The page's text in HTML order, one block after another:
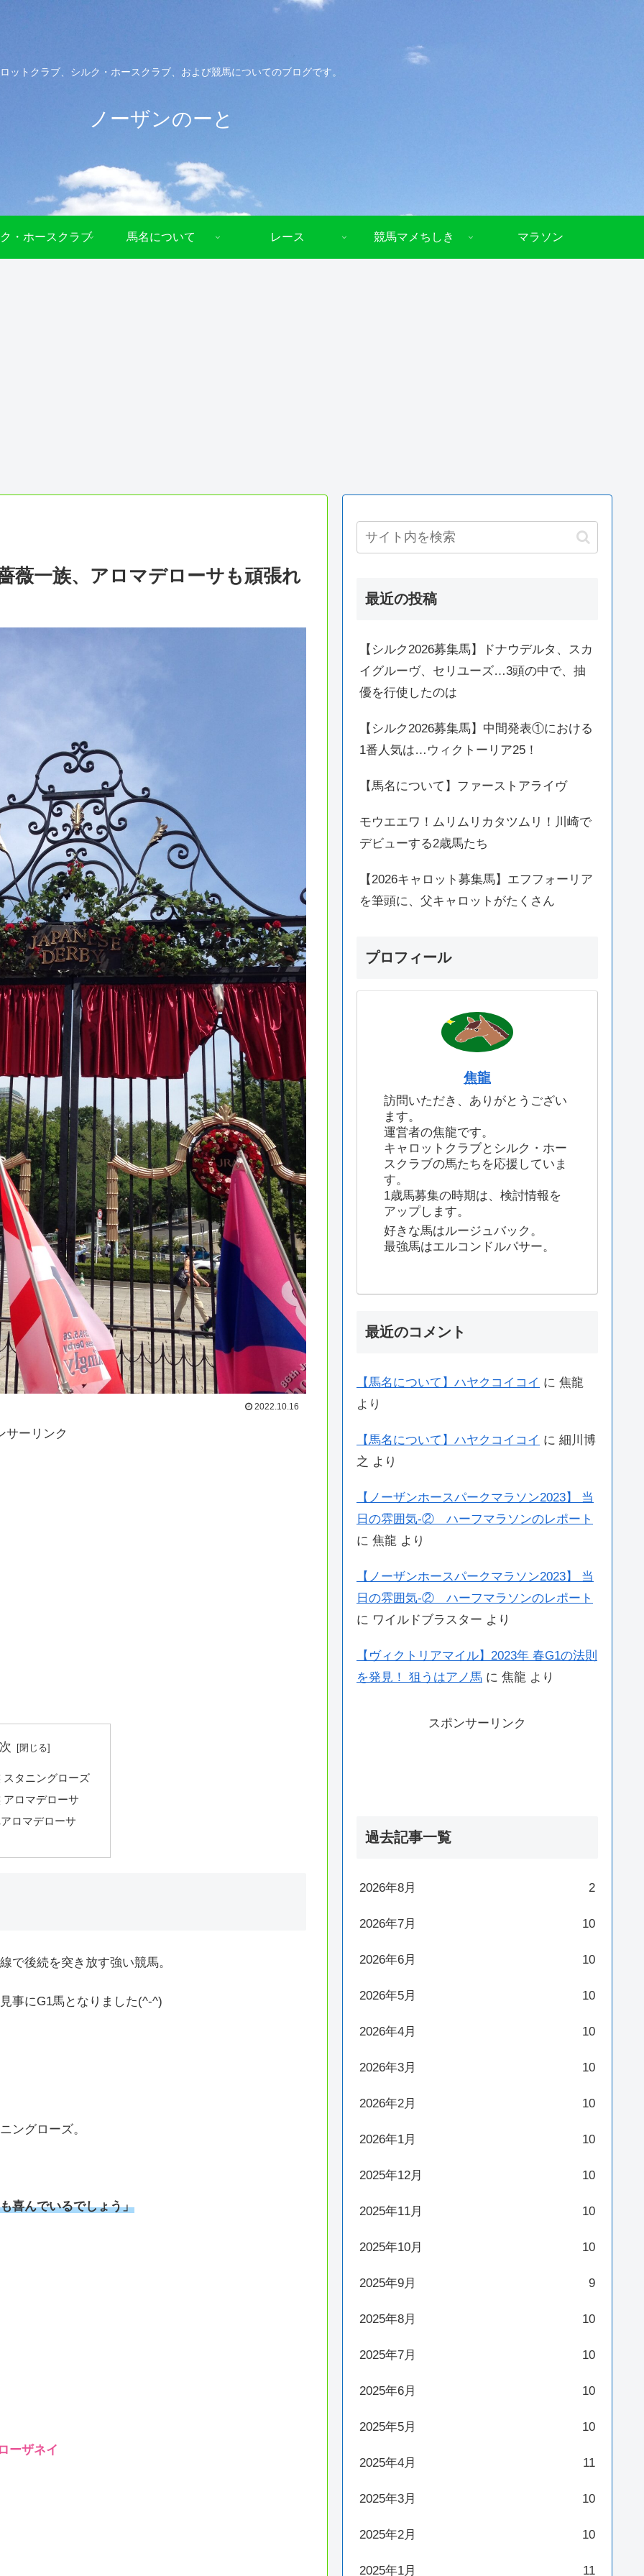
ットクラブ、シルク・ホースクラブ、および競馬についてのブログです。
ノーザンのーと
・ホースクラブ 馬名について レース 競馬マメちしき マラソン
薇一族、アロマデローサも頑張れ
2022.10.16
サーリンク
スタニングローズ
アロマデローサ
ロマデローサ
で後続を突き放す強い競馬。
事にG1馬となりました(^-^)
ングローズ。
喜んでいるでしょう」
ーザネイ
最近の投稿
【シルク2026募集馬】ドナウデルタ、スカ
イグルーヴ、セリユーズ…3頭の中で、抽
優を行使したのは
【シルク2026募集馬】中間発表①における
1番人気は…ウィクトーリア25！
【馬名について】ファーストアライヴ
モウエエワ！ムリムリカタツムリ！川崎で
デビューする2歳馬たち
【2026キャロット募集馬】エフフォーリア
を筆頭に、父キャロットがたくさん
プロフィール
焦龍
訪問いただき、ありがとうござい
ます。
運営者の焦龍です。
キャロットクラブとシルク・ホー
スクラブの馬たちを応援していま
す。
1歳馬募集の時期は、検討情報を
アップします。
好きな馬はルージュバック。
最強馬はエルコンドルパサー。
最近のコメント
【馬名について】ハヤクコイコイ に 焦龍
より
【馬名について】ハヤクコイコイ に 細川博
之 より
【ノーザンホースパークマラソン2023】 当
日の雰囲気-② ハーフマラソンのレポート
に 焦龍 より
【ノーザンホースパークマラソン2023】 当
日の雰囲気-② ハーフマラソンのレポート
に ワイルドブラスター より
【ヴィクトリアマイル】2023年 春G1の法則
を発見！ 狙うはアノ馬 に 焦龍 より
スポンサーリンク
過去記事一覧
2026年8月 2
2026年7月 10
2026年6月 10
2026年5月 10
2026年4月 10
2026年3月 10
2026年2月 10
2026年1月 10
2025年12月 10
2025年11月 10
2025年10月 10
2025年9月 9
2025年8月 10
2025年7月 10
2025年6月 10
2025年5月 10
2025年4月 11
2025年3月 10
2025年2月 10
2025年1月 11